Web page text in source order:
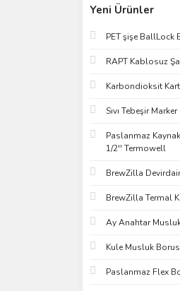
Yeni Ürünler
PET şişe BallLock
RAPT Kablosuz
Karbondioksit
Sıvı Tebeşir
Paslanmaz
1/2'' Termowell
BrewZilla
BrewZilla Termal
Ay Anahtar
Kule Musluk
Paslanmaz Flex